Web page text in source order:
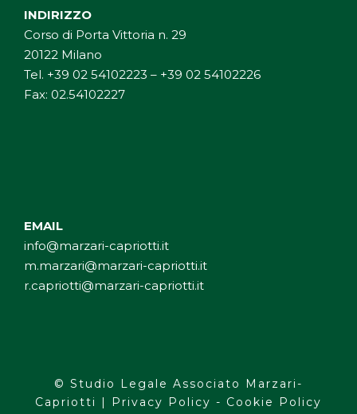
INDIRIZZO
Corso di Porta Vittoria n. 29
20122 Milano
Tel. +39 02 54102223 – +39 02 54102226
Fax: 02.54102227
EMAIL
info@marzari-capriotti.it
m.marzari@marzari-capriotti.it
r.capriotti@marzari-capriotti.it
© Studio Legale Associato Marzari-
Capriotti | Privacy Policy - Cookie Policy